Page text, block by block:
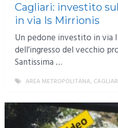
Cagliari: investito
in via Is Mirrionis
Un pedone investito in via
dell’ingresso del vecchio
Santissima …
AREA METROPOLITANA,